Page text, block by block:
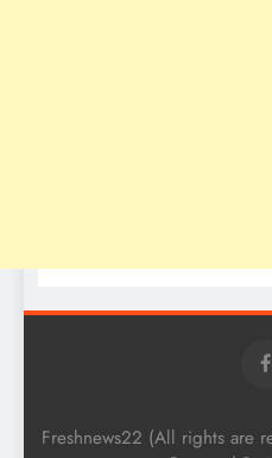
Freshnews22 (All rights are